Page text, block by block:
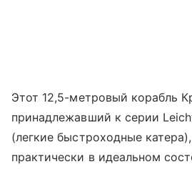
Этот 12,5-метровый корабль
принадлежавший к серии
(легкие быстроходные
практически в идеальном